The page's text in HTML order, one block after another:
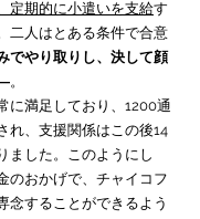
定期的に小遣いを支給す
二人はとある条件で合意
やり取りし、決して顔
。
に満足しており、1200通
れ、支援関係はこの後14
ました。このようにし
のおかげで、チャイコフ
念することができるよう